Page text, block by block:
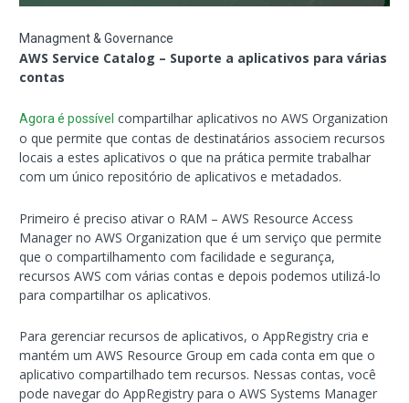
Managment & Governance
AWS Service Catalog – Suporte a aplicativos para várias
contas
Agora é possível compartilhar aplicativos no AWS Organization
o que permite que contas de destinatários associem recursos
locais a estes aplicativos o que na prática permite trabalhar
com um único repositório de aplicativos e metadados.
Primeiro é preciso ativar o RAM – AWS Resource Access
Manager no AWS Organization que é um serviço que permite
que o compartilhamento com facilidade e segurança,
recursos AWS com várias contas e depois podemos utilizá-lo
para compartilhar os aplicativos.
Para gerenciar recursos de aplicativos, o AppRegistry cria e
mantém um AWS Resource Group em cada conta em que o
aplicativo compartilhado tem recursos. Nessas contas, você
pode navegar do AppRegistry para o AWS Systems Manager